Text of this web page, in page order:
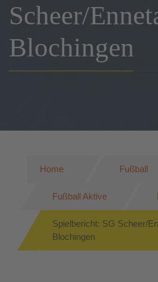
Scheer/
Blochingen
Home Fußball
Fußball Aktive
Spielbericht: SG Scheer/
Blochingen